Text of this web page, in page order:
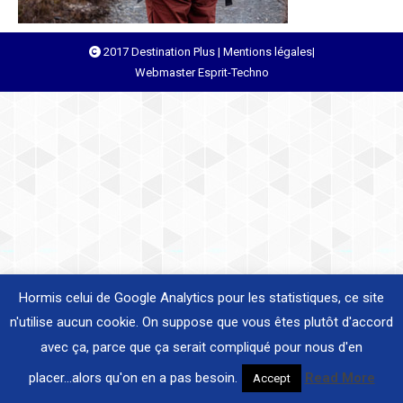
2017 Destination Plus | Mentions légales|
WebmasterEsprit-Techno
Hormis celui de Google Analytics pour les statistiques, ce site
n'utilise aucun cookie. On suppose que vous êtes plutôt d'accord
avec ça, parce que ça serait compliqué pour nous d'en
placer...alors qu'on en a pas besoin.
Accept Read More